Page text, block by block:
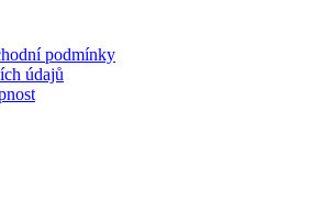
podmínky
údajů